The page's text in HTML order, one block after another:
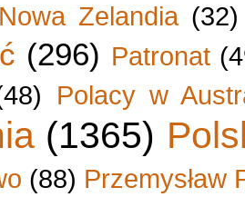
Nowa Zelandia (32)
(296) Patronat
Polacy w
(1365)
(88) Przemysław